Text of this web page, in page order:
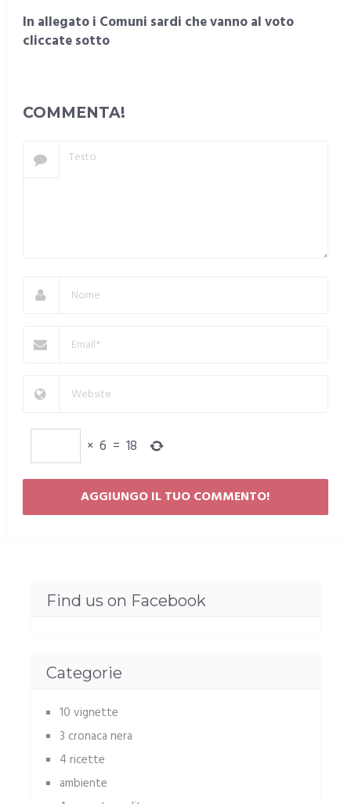
In allegato i Comuni sardi che vanno al voto
cliccate sotto
COMMENTA!
× 6 = 18
Find us on Facebook
Categorie
10 vignette
3 cronaca nera
4 ricette
ambiente